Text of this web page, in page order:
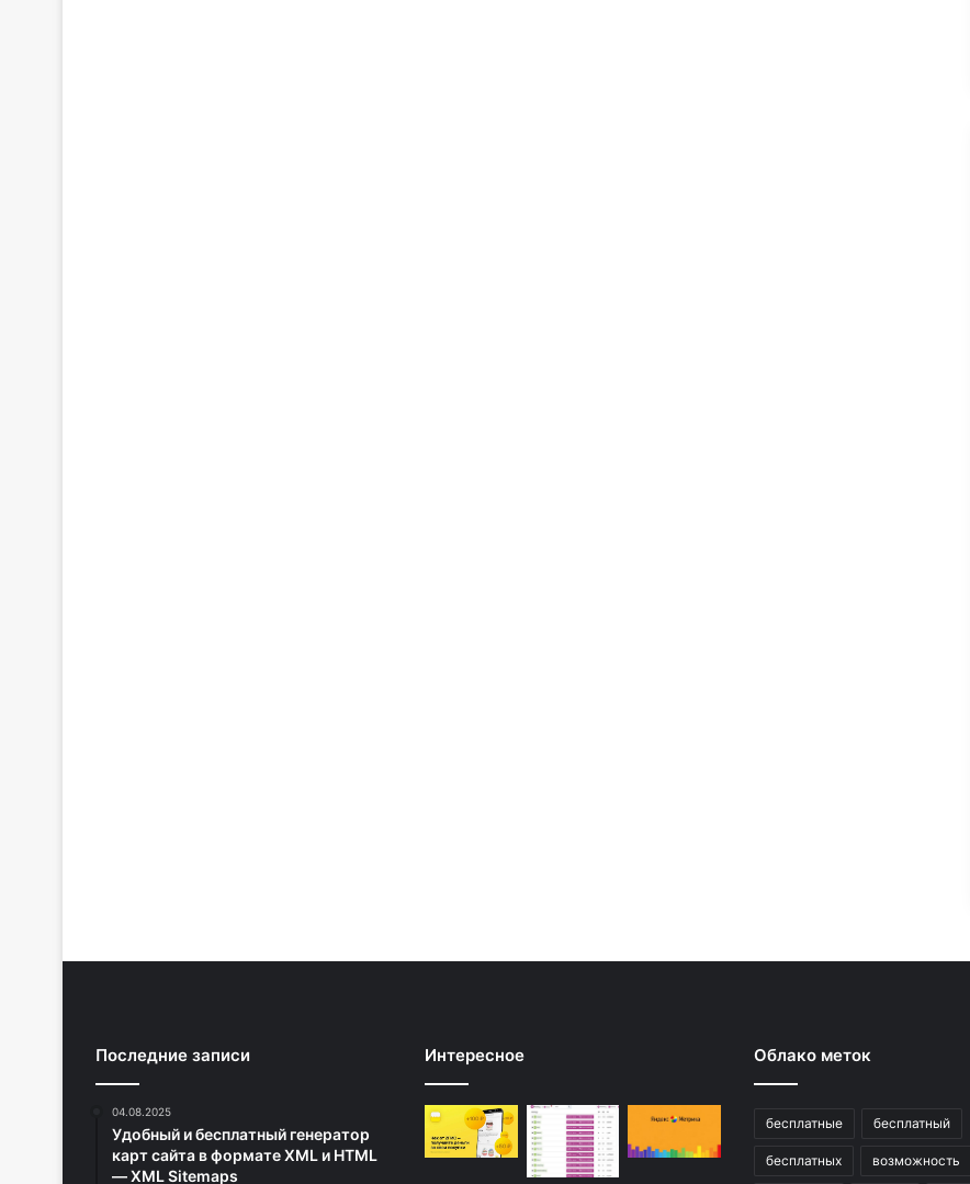
Последние записи
04.08.2025
Удобный и бесплатный генератор
карт сайта в формате XML и HTML
— XML Sitemaps
Интересное Облако меток
бесплатные бесплатный
бесплатных возможность